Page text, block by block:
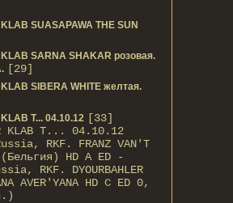
SUASAPAWA THE SUN
SARNA SHAKAR розовая.
[29]
SIBERA WHITE желтая.
T... 04.10.12 [33]
KLAB T... 04.10.12
RKF. FRANZ VAN'T
(Бельгия) HD А ED -
RKF. DYOURBAHLER
AVER'YANA HD С ED 0,